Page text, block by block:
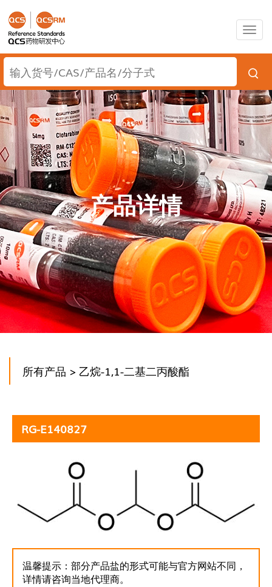
产品详情
所有产品 > 乙烷-1,1-二基二丙酸酯
RG-E140827
温馨提示：部分产品盐的形式可能与官方网站不同，
详情请咨询当地代理商。